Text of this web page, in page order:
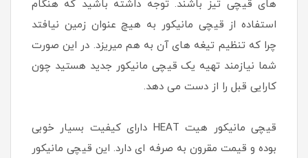
های قیچی تیز باشند. توجه داشته باشید که هنگام
استفاده از قیچی مانیکور به هیچ عنوان زمین نیافتد
چرا که تنظیم تیغه های آن به هم میریزد. در این صورت
شما نیازمند تهیه یک قیچی مانیکور جدید هستید چون
کارایی قبل را از دست می دهد.
قیچی مانیکور هیت HEAT دارای کیفیت بسیار خوبی
بوده و قیمت مقرون به صرفه ای دارد. این قیچی مانیکور